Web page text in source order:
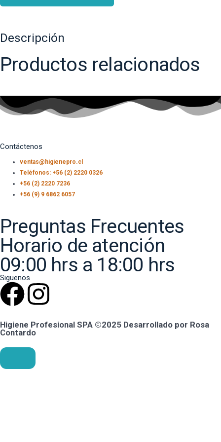
Descripción
Productos relacionados
Contáctenos
ventas@higienepro.cl
Teléfonos: +56 (2) 2220 0326
+56 (2) 2220 7236
+56 (9) 9 6862 6057
Preguntas Frecuentes
Horario de atención
09:00 hrs a 18:00 hrs
Siguenos
Higiene Profesional SPA ©2025 Desarrollado por Rosa
Contardo